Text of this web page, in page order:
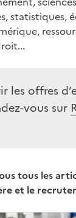
statistiques,
les offres
vous sur
tous les
et le